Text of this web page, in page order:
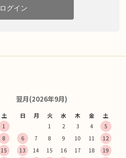
ログイン
土
1
8
15
翌月(2026年9月)
日 月 火 水 木 金 土
1 2 3 4
5
6
7 8 9 10 11
12
13
14 15 16 17 18
19